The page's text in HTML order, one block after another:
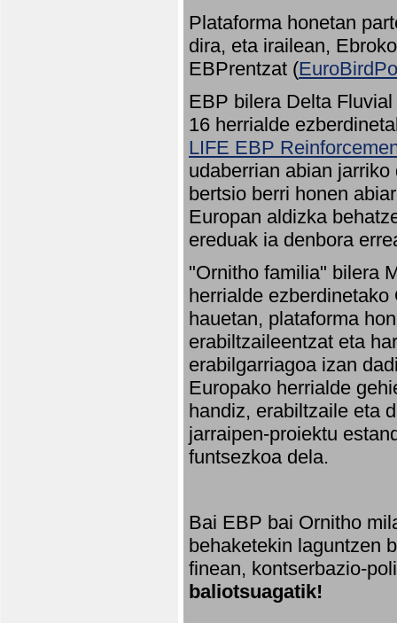
Plataforma honetan
dira, eta irailean,
EBPrentzat (
EBP bilera Delta
16 herrialde
LIFE EBP
udaberrian abian
bertsio berri honen
Europan aldizka
ereduak ia denbora
"Ornitho familia" bilera
herrialde
hauetan, plataforma
erabiltzaileentzat eta
erabilgarriagoa izan
Europako herrialde
handiz, erabiltzaile eta
jarraipen-proiektu
funtsezkoa dela.
Bai EBP bai Ornitho
behaketekin laguntzen
finean, kontserbazio-
baliotsuagatik!